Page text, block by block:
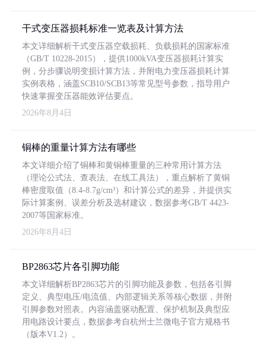
干式变压器损耗标准一览表及计算方法
本文详细解析干式变压器空载损耗、负载损耗的国家标准
（GB/T 10228-2015），提供1000kVA变压器损耗计算实
例，分步骤说明变损计算方法，并附电力变压器损耗计算
实例表格，涵盖SCB10/SCB13等常见型号参数，指导用户
快速掌握变压器能效评估要点。
2026年8月4日
铜棒的重量计算方法有哪些
本文详细介绍了铜棒和黄铜棒重量的三种常用计算方法
（理论公式法、查表法、在线工具法），重点解析了黄铜
棒密度取值（8.4-8.7g/cm³）和计算公式的差异，并提供实
际计算案例、误差分析及选材建议，数据参考GB/T 4423-
2007等国家标准。
2026年8月4日
BP2863芯片各引脚功能
本文详细解析BP2863芯片的引脚功能及参数，包括各引脚
定义、典型电压/电流值、内部逻辑关系等核心数据，并附
引脚参数对照表。内容涵盖驱动配置、保护机制及典型应
用电路设计要点，数据参考自杭州士兰微电子官方规格书
（版本V1.2）。